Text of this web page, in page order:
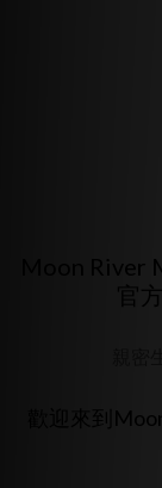
Moon River
官
歡迎來到